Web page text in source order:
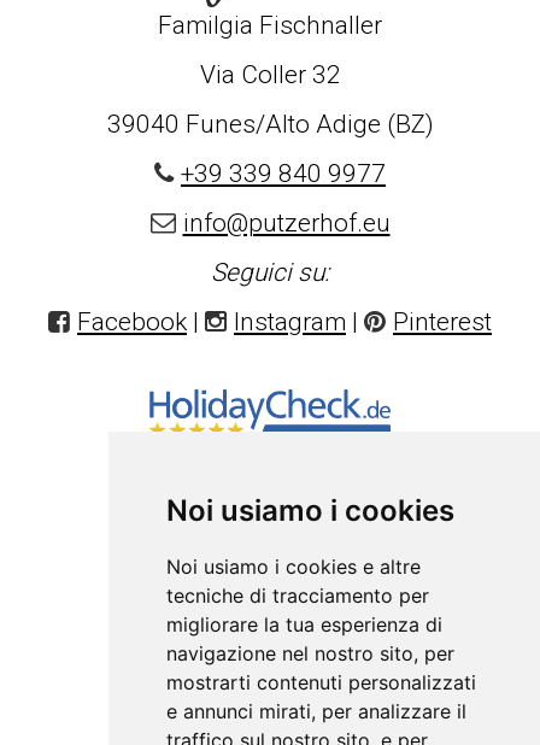
Noi usiamo i cookies
Noi usiamo i cookies e altre
tecniche di tracciamento per
migliorare la tua esperienza di
navigazione nel nostro sito, per
mostrarti contenuti personalizzati
e annunci mirati, per analizzare il
traffico sul nostro sito, e per
Familgia Fischnaller
Via Coller 32
39040 Funes/Alto Adige (BZ)
+39 339 840 9977
info@putzerhof.eu
Seguici su:
Facebook | Instagram | Pinterest